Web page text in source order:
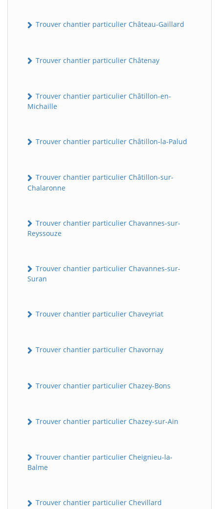
Trouver chantier particulier Château-Gaillard
Trouver chantier particulier Châtenay
Trouver chantier particulier Châtillon-en-
Michaille
Trouver chantier particulier Châtillon-la-Palud
Trouver chantier particulier Châtillon-sur-
Chalaronne
Trouver chantier particulier Chavannes-sur-
Reyssouze
Trouver chantier particulier Chavannes-sur-
Suran
Trouver chantier particulier Chaveyriat
Trouver chantier particulier Chavornay
Trouver chantier particulier Chazey-Bons
Trouver chantier particulier Chazey-sur-Ain
Trouver chantier particulier Cheignieu-la-
Balme
Trouver chantier particulier Chevillard